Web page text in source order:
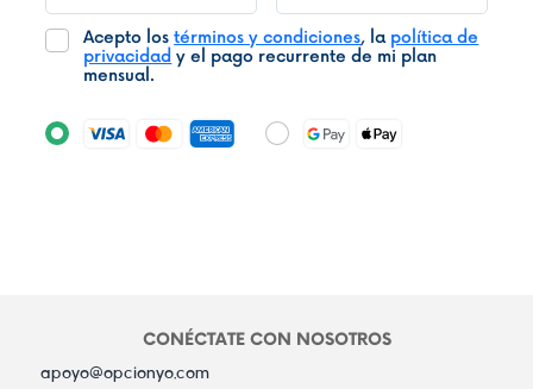
Acepto lostérminos y condiciones, la política de
privacidad y el pago recurrente de mi plan
mensual.
CONÉCTATE CON NOSOTROS
apoyo@opcionyo.com